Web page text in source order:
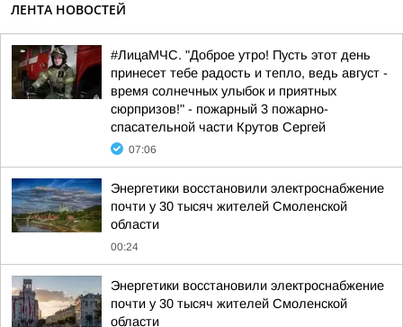
ЛЕНТА НОВОСТЕЙ
#ЛицаМЧС. "Доброе утро! Пусть этот день
принесет тебе радость и тепло, ведь август -
время солнечных улыбок и приятных
сюрпризов!" - пожарный 3 пожарно-
спасательной части Крутов Сергей
07:06
Энергетики восстановили электроснабжение
почти у 30 тысяч жителей Смоленской
области
00:24
Энергетики восстановили электроснабжение
почти у 30 тысяч жителей Смоленской
области